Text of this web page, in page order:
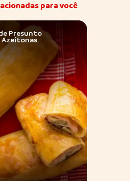
para você
Presunto
Azeitonas